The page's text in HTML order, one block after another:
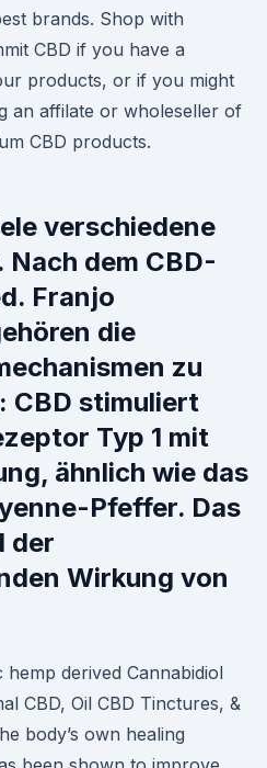
brands. Shop with
CBD if you have a
products, or if you might
an affilate or wholeseller of
CBD products.
verschiedene
dem CBD-
Franjo
die
zu
CBD stimuliert
Typ 1 mit
ähnlich wie das
Pfeffer. Das
der
Wirkung von
derived Cannabidiol
CBD, Oil CBD Tinctures, &
body’s own healing